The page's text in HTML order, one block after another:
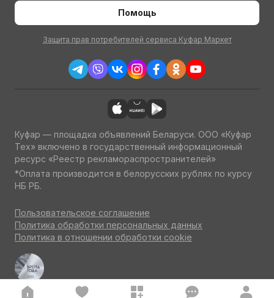
Помощь
Защита прав потребителей сервиса Куфар Маркет
Куфар — площадка объявлений Беларуси. ООО «Куфар
Тех» включено в государственный информационный
ресурс «Реестр рекламораспространителей»
*Оплата производится в белорусских рублях по курсу
НБ РБ.
Пользовательское соглашение
Политика обработки персональных данных
Политика в отношении обработки cookie
Куфар Авто — одна из ведущих площадок об авто
по итогам потребительского голосования на конкурсе